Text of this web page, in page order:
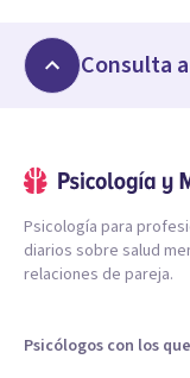
Consulta
Psicología para
diarios sobre salud
relaciones de pareja.
Psicólogos con los